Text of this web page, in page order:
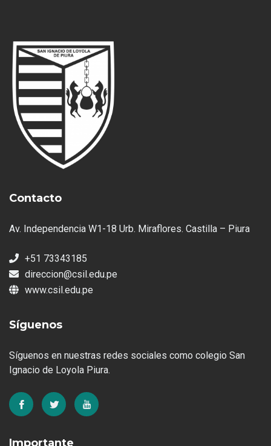
Contacto
Av. Independencia W1-18 Urb. Miraflores. Castilla – Piura
+51 73343185
direccion@csil.edu.pe
www.csil.edu.pe
Síguenos
Síguenos en nuestras redes sociales como colegio San
Ignacio de Loyola Piura.
Importante